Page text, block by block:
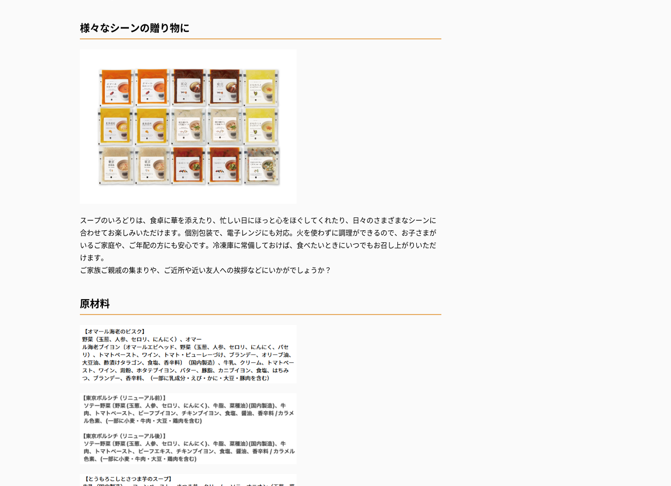
様々なシーンの贈り物に
スープのいろどりは、食卓に華を添えたり、忙しい日にほっと心をほぐしてくれたり、日々のさまざまなシーンに
合わせてお楽しみいただけます。個別包装で、電子レンジにも対応。火を使わずに調理ができるので、お子さまが
いるご家庭や、ご年配の方にも安心です。冷凍庫に常備しておけば、食べたいときにいつでもお召し上がりいただ
けます。
ご家族ご親戚の集まりや、ご近所や近い友人への挨拶などにいかがでしょうか？
原材料